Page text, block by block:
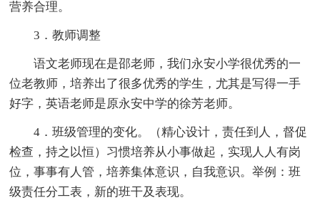
营养合理。
3．教师调整
语文老师现在是邵老师，我们永安小学很优秀的一
位老教师，培养出了很多优秀的学生，尤其是写得一手
好字，英语老师是原永安中学的徐芳老师。
4．班级管理的变化。（精心设计，责任到人，督促
检查，持之以恒）习惯培养从小事做起，实现人人有岗
位，事事有人管，培养集体意识，自我意识。举例：班
级责任分工表，新的班干及表现。